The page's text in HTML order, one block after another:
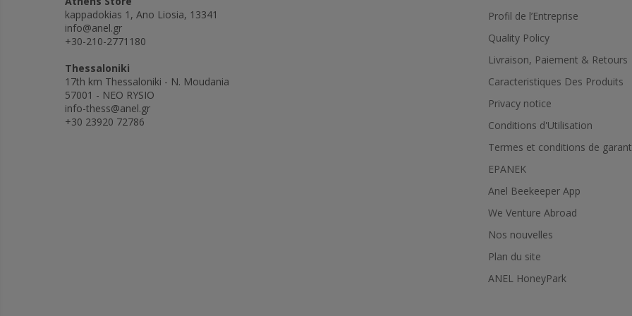
kappadokias 1, Ano Liosia, 13341
info@anel.gr
+30-210-2771180
Thessaloniki
17th km Thessaloniki - N. Moudania
57001 - NEO RYSIO
info-thess@anel.gr
+30 23920 72786
Profil de l’Εntreprise
Quality Policy
Livraison, Paiement & Retours
Caracteristiques Des Produits
Privacy notice
Conditions d'Utilisation
Termes et conditions de
EPANEK
Anel Beekeeper App
We Venture Abroad
Nos nouvelles
Plan du site
ANEL HoneyPark